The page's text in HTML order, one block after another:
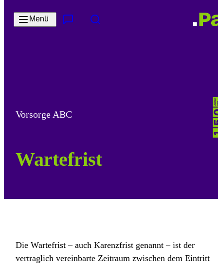
Menü
Vorsorge ABC
Wartefrist
Die Wartefrist – auch Karenzfrist genannt – ist der
vertraglich vereinbarte Zeitraum zwischen dem Eintritt